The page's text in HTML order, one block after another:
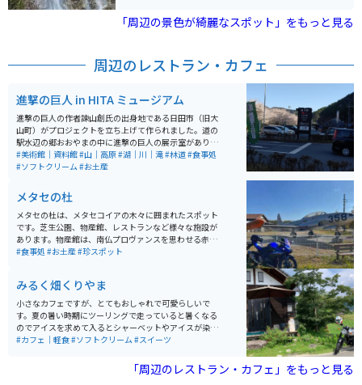
の自然がとても綺麗で、滝の涼やかな水音には癒されま
す。夏の流水プールや地元特産品店などがあるこの公園
日田市観光の寄り道などで行くのもオススメです。
「周辺の景色が綺麗なスポット」をもっと見る
周辺のレストラン・カフェ
進撃の巨人 in HITA ミュージアム
進撃の巨人の作者諫山創氏の出身地である日田市（旧大
山町）がプロジェクトを立ち上げて作られました。道の
駅水辺の郷おおやまの中に進撃の巨人の展示室があり、
無料で閲覧できます。地元の物産品、食事処もあります
が、作者が働いていた「想夫恋」という焼きそば屋があ
#美術館｜資料館#山｜高原#湖｜川｜滝#林道#食事処
#ソフトクリーム#お土産
メタセの杜
メタセの杜は、メタセコイアの木々に囲まれたスポット
です。芝生公園、物産館、レストランなど様々な施設が
あります。物産館は、南仏プロヴァンスを思わせる赤レ
ンガと白を基調とした外観が特徴で、地元で収穫された
しい食事も楽しむことができます。 戦闘機や練習機等も
展示してあります。大型駐車場が完備されており、バイ
クでのアクセスも便利です。「メタセコイア」の林木に
囲まれており、公園等もあるのでツーリング以外でも家
族等で遊びにいくのにも適しています。
#食事処 #お土産#珍スポット
みるく畑くりやま
小さなカフェですが、とてもおしゃれで可愛らしいで
す。夏の暑い時期にツーリングで走っていると暑くなる
のでアイスを求めて入るとシャーベットやアイスが染み
渡ります。お店の雰囲気もいいので、ぜひ立ち寄ってみ
#カフェ｜軽食#ソフトクリーム#スイーツ
「周辺のレストラン・カフェ」をもっと見る